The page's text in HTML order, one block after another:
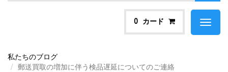
0 カード
Toggle
私たちのブログ
郵送買取の増加に伴う検品遅延についてのご連絡